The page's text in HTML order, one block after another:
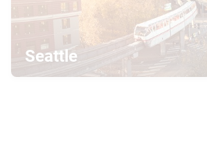
Seattle